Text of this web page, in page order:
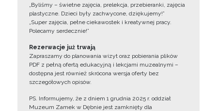
„Byliśmy – świetne zajęcia, prelekcja, przebieranki, zajęcia
plastyczne. Dzieci były zachwycone, dziękujemy!”
„Super zajęcia, pełne ciekawostek i kreatywnej pracy.
Polecamy serdecznie!”
Rezerwacje już trwają
Zapraszamy do planowania wizyt oraz pobierania plików
PDF z pełną ofertą edukacyjną i lekcjami muzealnymi –
dostępna jest również skrócona wersja oferty bez
szczegółowych opisów.
PS. Informujemy, że z dniem 1 grudnia 2025 r. oddział
Muzeum Zamek w Dębnie jest zamknięty dla